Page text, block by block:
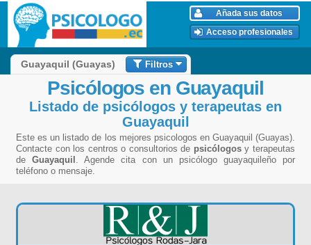
Añada sus datos
Acceso profesionales
Guayaquil (Guayas) Filtros
Psicólogos en Guayaquil
Listado de psicólogos y terapeutas en
Guayaquil
Este es un listado de los mejores psicologos en Guayaquil (Guayas).
Contacte con los centros o consultorios de psicólogosy terapeutas
deGuayaquil . Agende cita con un psicólogo guayaquileño por
teléfono o mensaje.